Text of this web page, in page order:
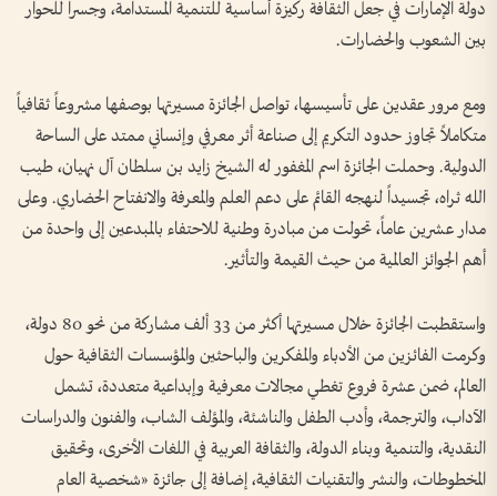
دولة الإمارات في جعل الثقافة ركيزة أساسية للتنمية المستدامة، وجسراً للحوار
بين الشعوب والحضارات.
ومع مرور عقدين على تأسيسها، تواصل الجائزة مسيرتها بوصفها مشروعاً ثقافياً
متكاملاً تجاوز حدود التكريم إلى صناعة أثر معرفي وإنساني ممتد على الساحة
الدولية. وحملت الجائزة اسم المغفور له الشيخ زايد بن سلطان آل نهيان، طيب
الله ثراه، تجسيداً لنهجه القائم على دعم العلم والمعرفة والانفتاح الحضاري. وعلى
مدار عشرين عاماً، تحولت من مبادرة وطنية للاحتفاء بالمبدعين إلى واحدة من
أهم الجوائز العالمية من حيث القيمة والتأثير.
واستقطبت الجائزة خلال مسيرتها أكثر من 33 ألف مشاركة من نحو 80 دولة،
وكرمت الفائزين من الأدباء والمفكرين والباحثين والمؤسسات الثقافية حول
العالم، ضمن عشرة فروع تغطي مجالات معرفية وإبداعية متعددة، تشمل
الآداب، والترجمة، وأدب الطفل والناشئة، والمؤلف الشاب، والفنون والدراسات
النقدية، والتنمية وبناء الدولة، والثقافة العربية في اللغات الأخرى، وتحقيق
المخطوطات، والنشر والتقنيات الثقافية، إضافة إلى جائزة «شخصية العام